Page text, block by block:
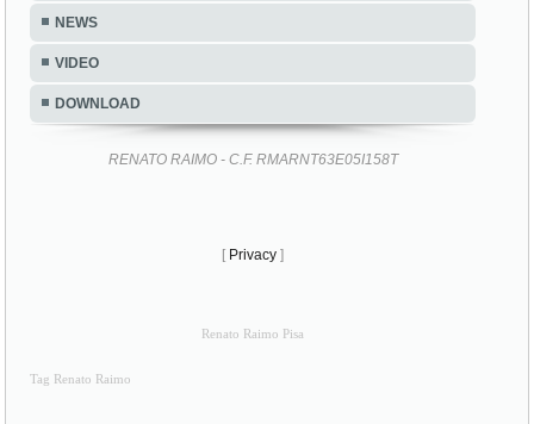
NEWS
VIDEO
DOWNLOAD
RENATO RAIMO - C.F. RMARNT63E05I158T
[ Privacy ]
Renato Raimo Pisa
Tag Renato Raimo